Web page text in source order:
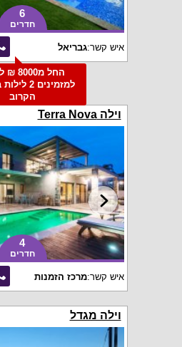
6
חדרים
איש קשר:גבריאל
החל
למזמינים
הקרוב
וילה Terra Nova
4
חדרים
איש קשר:מרכז הזמנות
וילה מגדל